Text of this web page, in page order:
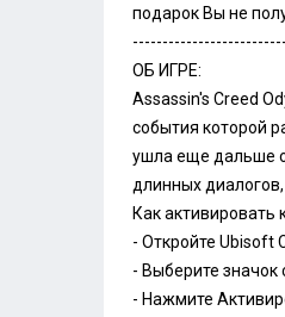
подарок Вы не
ОБ ИГРЕ:
Assassin's Creed
события которой
ушла еще дальше
длинных
Как активировать
- Откройте Ubisoft
- Выберите значок
- Нажмите